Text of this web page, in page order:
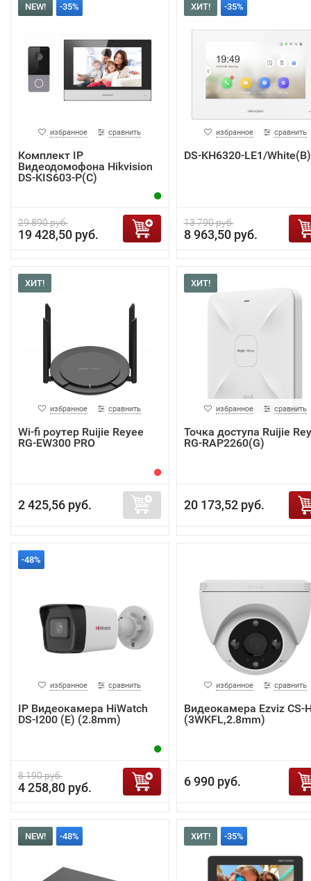
NEW! -35%
избранное сравнить
Комплект IP
Видеодомофона Hikvision
DS-KIS603-P(C)
29 890 руб.
19 428,50 руб.
ХИТ! -35%
избранное сравнить
DS-KH6320-LE1/White(B)
13 790 руб.
8 963,50 руб.
ХИТ!
избранное сравнить
Wi-fi роутер Ruijie Reyee
RG-EW300 PRO
2 425,56 руб.
ХИТ!
избранное сравнить
Точка доступа Ruijie
RG-RAP2260(G)
20 173,52 руб.
-48%
избранное сравнить
IP Видеокамера HiWatch
DS-I200 (E) (2.8mm)
8 190 руб.
4 258,80 руб.
избранное сравнить
Видеокамера Ezviz CS-
(3WKFL,2.8mm)
6 990 руб.
NEW! -48% ХИТ! -35%